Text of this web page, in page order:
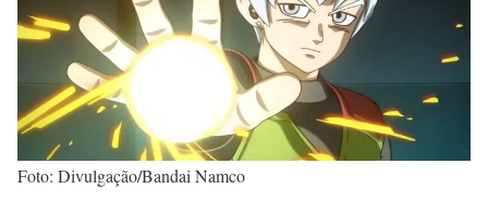
Foto: Divulgação/Bandai Namco